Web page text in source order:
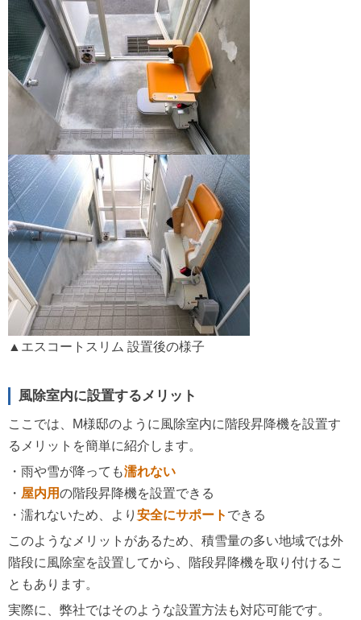
▲エスコートスリム 設置後の様子
風除室内に設置するメリット
ここでは、M様邸のように風除室内に階段昇降機を設置す
るメリットを簡単に紹介します。
・雨や雪が降っても濡れない
・ 屋内用の階段昇降機を設置できる
・濡れないため、より 安全にサポート できる
このようなメリットがあるため、積雪量の多い地域では外
階段に風除室を設置してから、階段昇降機を取り付けるこ
ともあります。
実際に、弊社ではそのような設置方法も対応可能です。